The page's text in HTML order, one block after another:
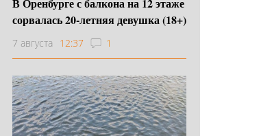
сорвалась 20-летняя девушка (18+)
7 августа 12:37 1